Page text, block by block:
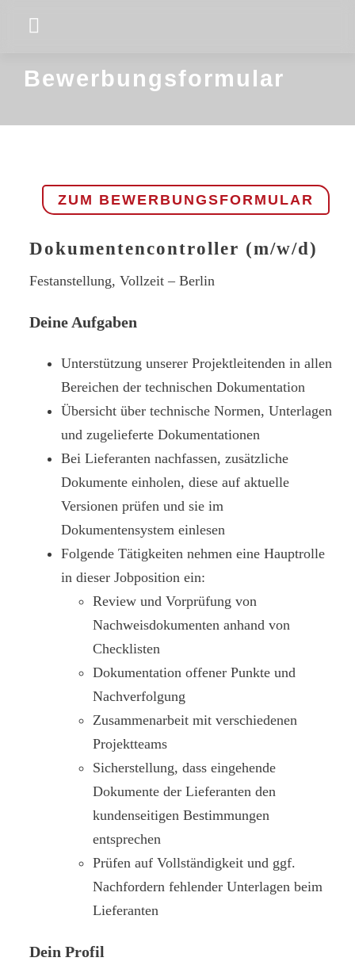
content
Toggle
Latest News
Bewerbungsformular
ZUM BEWERBUNGSFORMULAR
Dokumentencontroller (m/w/d)
Festanstellung, Vollzeit – Berlin
Deine Aufgaben
Unterstützung unserer Projektleitenden in allen
Bereichen der technischen Dokumentation
Übersicht über technische Normen, Unterlagen
und zugelieferte Dokumentationen
Bei Lieferanten nachfassen, zusätzliche
Dokumente einholen, diese auf aktuelle
Versionen prüfen und sie im
Dokumentensystem einlesen
Folgende Tätigkeiten nehmen eine Hauptrolle
in dieser Jobposition ein:
Review und Vorprüfung von
Nachweisdokumenten anhand von
Checklisten
Dokumentation offener Punkte und
Nachverfolgung
Zusammenarbeit mit verschiedenen
Projektteams
Sicherstellung, dass eingehende
Dokumente der Lieferanten den
kundenseitigen Bestimmungen
entsprechen
Prüfen auf Vollständigkeit und ggf.
Nachfordern fehlender Unterlagen beim
Lieferanten
Dein Profil